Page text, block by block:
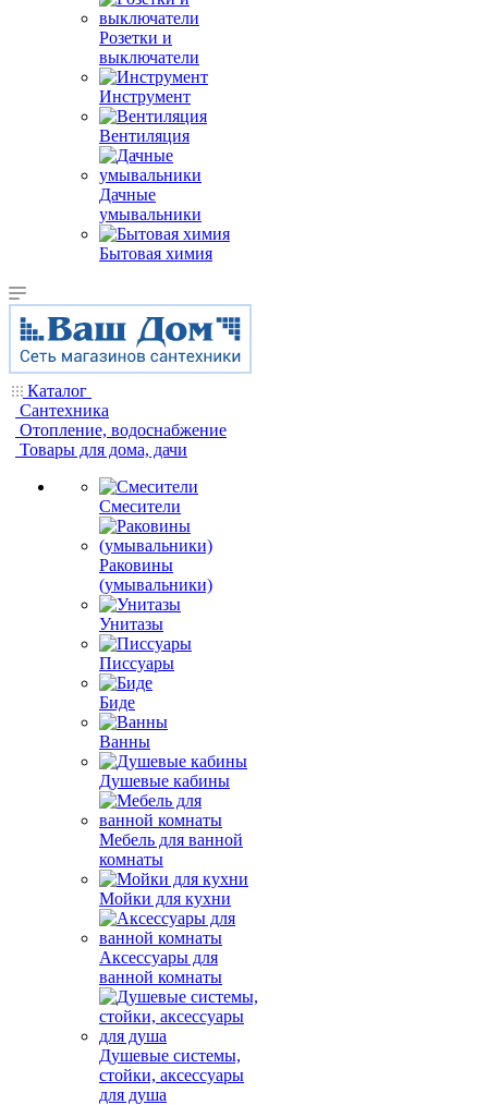
Розетки и
выключатели
Инструмент
Вентиляция
Дачные
умывальники
Бытовая химия
Каталог
Сантехника
Отопление, водоснабжение
Товары для дома, дачи
Смесители
Раковины
(умывальники)
Унитазы
Писсуары
Биде
Ванны
Душевые кабины
Мебель для ванной
комнаты
Мойки для кухни
Аксессуары для
ванной комнаты
Душевые системы,
стойки, аксессуары
для душа